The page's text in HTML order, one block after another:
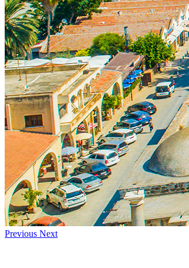
Previous Next